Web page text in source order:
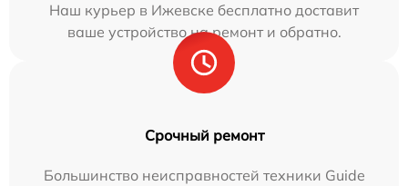
Наш курьер в Ижевске бесплатно доставит
ваше устройство на ремонт и обратно.
Срочный ремонт
Большинство неисправностей техники Guide